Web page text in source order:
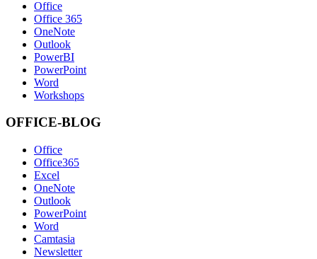
Office
Office 365
OneNote
Outlook
PowerBI
PowerPoint
Word
Workshops
OFFICE-BLOG
Office
Office365
Excel
OneNote
Outlook
PowerPoint
Word
Camtasia
Newsletter